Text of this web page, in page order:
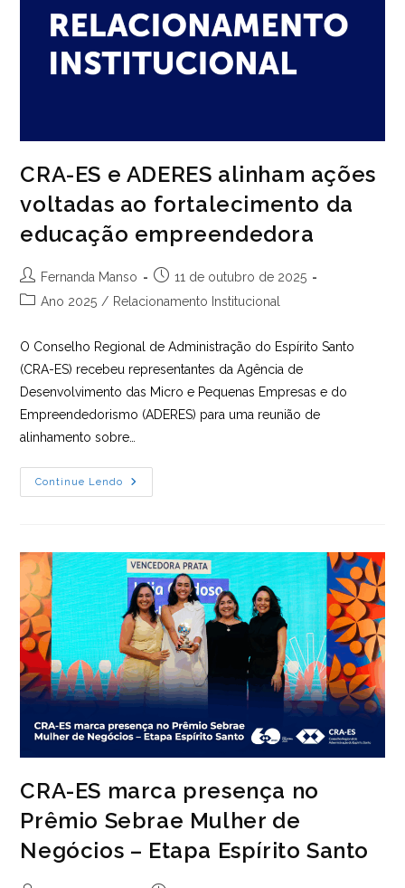
CRA-ES e ADERES alinham ações
voltadas ao fortalecimento da
educação empreendedora
Autor
do
Fernanda Manso
Post
publicado:
11 de outubro de 2025
Categoria
Ano 2025 / Relacionamento Institucional
O Conselho Regional de Administração do Espírito Santo
(CRA-ES) recebeu representantes da Agência de
Desenvolvimento das Micro e Pequenas Empresas e do
Empreendedorismo (ADERES) para uma reunião de
alinhamento sobre…
Continue Lendo
CRA-
ES
Voltadas
Ao
Fortalecimento
Da
Educação
Empreendedora
CRA-ES marca presença no
Prêmio Sebrae Mulher de
Negócios – Etapa Espírito Santo